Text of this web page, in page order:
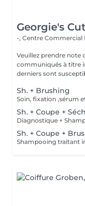
Georgie's Cut
-, Centre Commercial
Veuillez prendre note
communiqués à titre
derniers sont
Sh. + Brushing
Soin, fixation ,sérum
Sh. + Coupe +
Sh. + Coupe +
Shampooing traitant